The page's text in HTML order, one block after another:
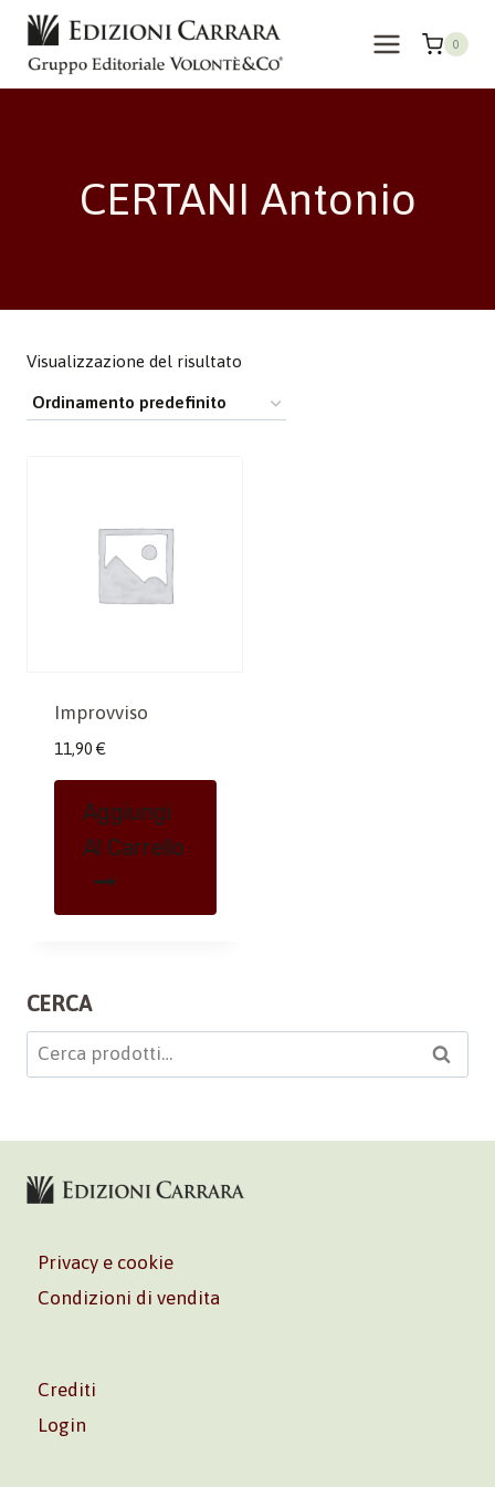
Salta
contenuto
0
CERTANI Antonio
Visualizzazione del risultato
Improvviso
11,90 €
Aggiungi
Al Carrello
CERCA
Cerca: Cerca
Privacy e cookie
Condizioni di vendita
Crediti
Login